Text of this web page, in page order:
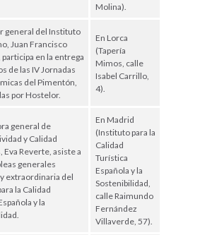
Molina).
general del Instituto
Juan Francisco
en la entrega
de las IV Jornadas
del Pimentón,
por Hostelor.
En Lorca
(Tapería
Mimos, calle
Isabel Carrillo,
4).
general de
y Calidad
Eva Reverte, asiste a
generales
extraordinaria del
la Calidad
y la
En Madrid
(Instituto para la
Calidad
Turística
Española y la
Sostenibilidad,
calle Raimundo
Fernández
Villaverde, 57).